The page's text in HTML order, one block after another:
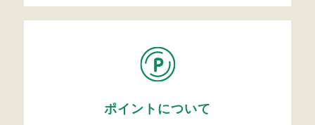
ポイントについて